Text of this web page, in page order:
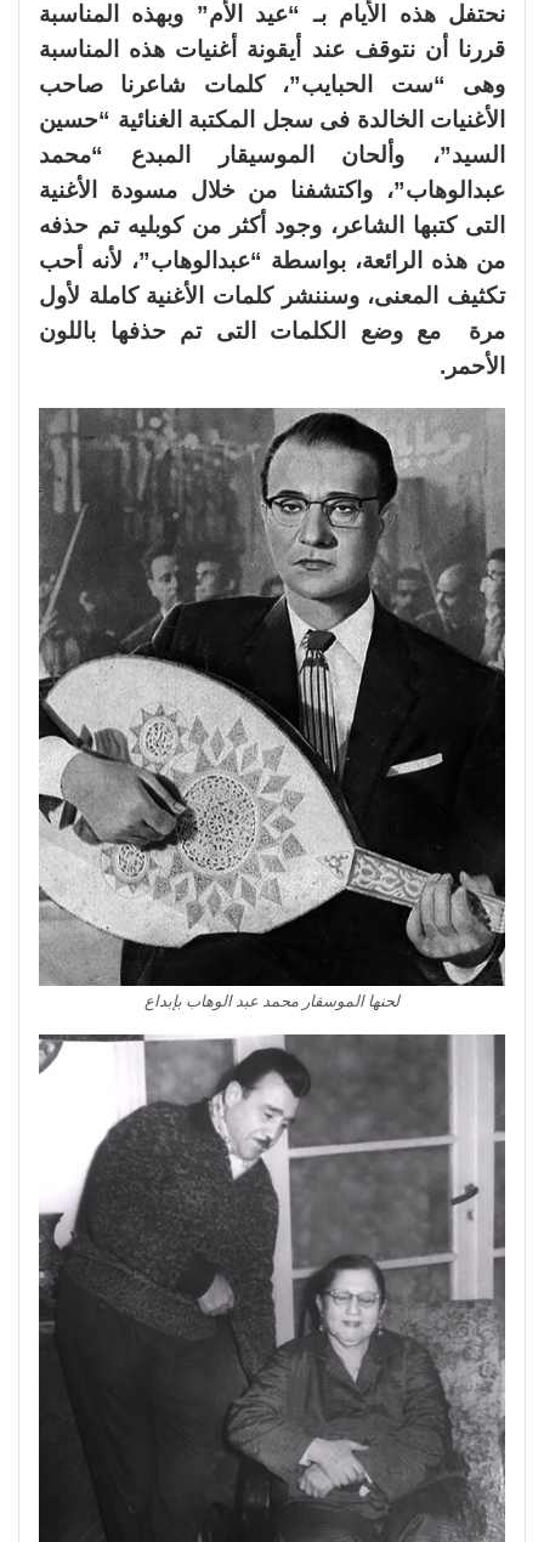
نحتفل هذه الأيام بـ “عيد الأم” وبهذه المناسبة
قررنا أن نتوقف عند أيقونة أغنيات هذه المناسبة
وهى “ست الحبايب”، كلمات شاعرنا صاحب
الأغنيات الخالدة فى سجل المكتبة الغنائية “حسين
السيد”، وألحان الموسيقار المبدع “محمد
عبدالوهاب”، واكتشفنا من خلال مسودة الأغنية
التى كتبها الشاعر، وجود أكثر من كوبليه تم حذفه
من هذه الرائعة، بواسطة “عبدالوهاب”، لأنه أحب
تكثيف المعنى، وسننشر كلمات الأغنية كاملة لأول
مرة مع وضع الكلمات التى تم حذفها باللون
الأحمر.
لحنها الموسقار محمد عبد الوهاب بإبداع